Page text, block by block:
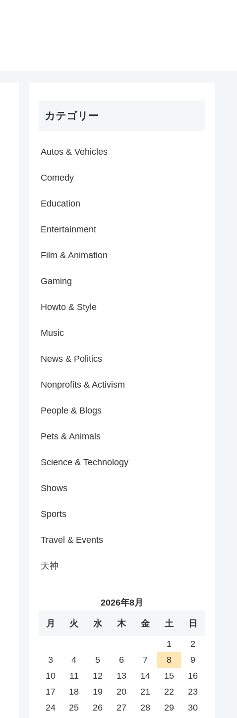
カテゴリー
Autos & Vehicles
Comedy
Education
Entertainment
Film & Animation
Gaming
Howto & Style
Music
News & Politics
Nonprofits & Activism
People & Blogs
Pets & Animals
Science & Technology
Shows
Sports
Travel & Events
天神
2026年8月
月 火 水 木 金 土 日
1
2
3
4 5 6 7 8
9
10
11 12 13 14 15
16
17
18 19 20 21 22
23
24
25 26 27 28 29
30